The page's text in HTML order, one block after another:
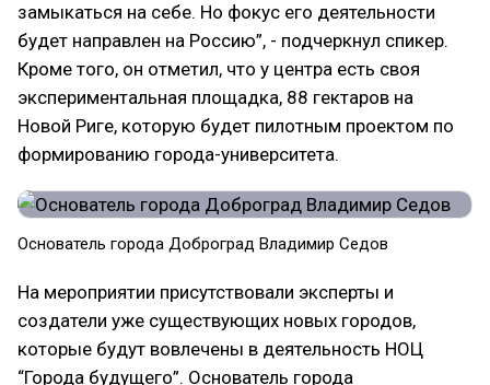
замыкаться на себе. Но фокус его деятельности
будет направлен на Россию”, - подчеркнул спикер.
Кроме того, он отметил, что у центра есть своя
экспериментальная площадка, 88 гектаров на
Новой Риге, которую будет пилотным проектом по
формированию города-университета.
Основатель города Доброград Владимир Седов
На мероприятии присутствовали эксперты и
создатели уже существующих новых городов,
которые будут вовлечены в деятельность НОЦ
“Города будущего”. Основатель города